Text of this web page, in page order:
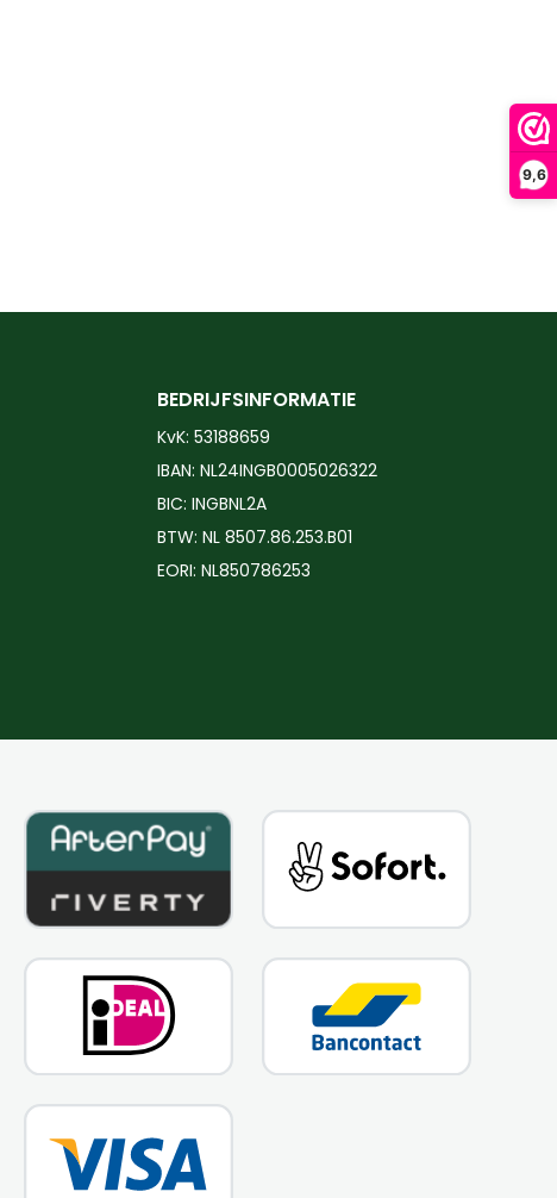
9,6
BEDRIJFSINFORMATIE
KvK: 53188659
IBAN: NL24INGB0005026322
BIC: INGBNL2A
BTW: NL 8507.86.253.B01
EORI: NL850786253